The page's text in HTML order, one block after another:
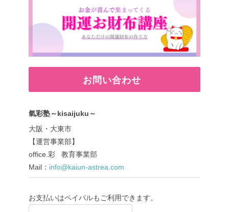
お問い合わせ
氣彩塾～kisaijuku～
大阪・大東市
【運営事業部】
office.彩 教育事業部
Mail： info@kaiun-astrea.com
お支払いはペイパルもご利用できます。